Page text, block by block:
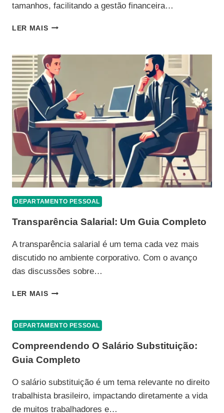
tamanhos, facilitando a gestão financeira…
LER MAISTUDO
VOCÊ
PRECISA
SABER
SOBRE
CARTÕES
CORPORATIVOS
DEPARTAMENTO PESSOAL
Transparência Salarial: Um Guia Completo
A transparência salarial é um tema cada vez mais
discutido no ambiente corporativo. Com o avanço
das discussões sobre…
LER MAISTRANSPARÊNCIA
GUIA
COMPLETO
DEPARTAMENTO PESSOAL
Compreendendo O Salário Substituição:
Guia Completo
O salário substituição é um tema relevante no direito
trabalhista brasileiro, impactando diretamente a vida
de muitos trabalhadores e…